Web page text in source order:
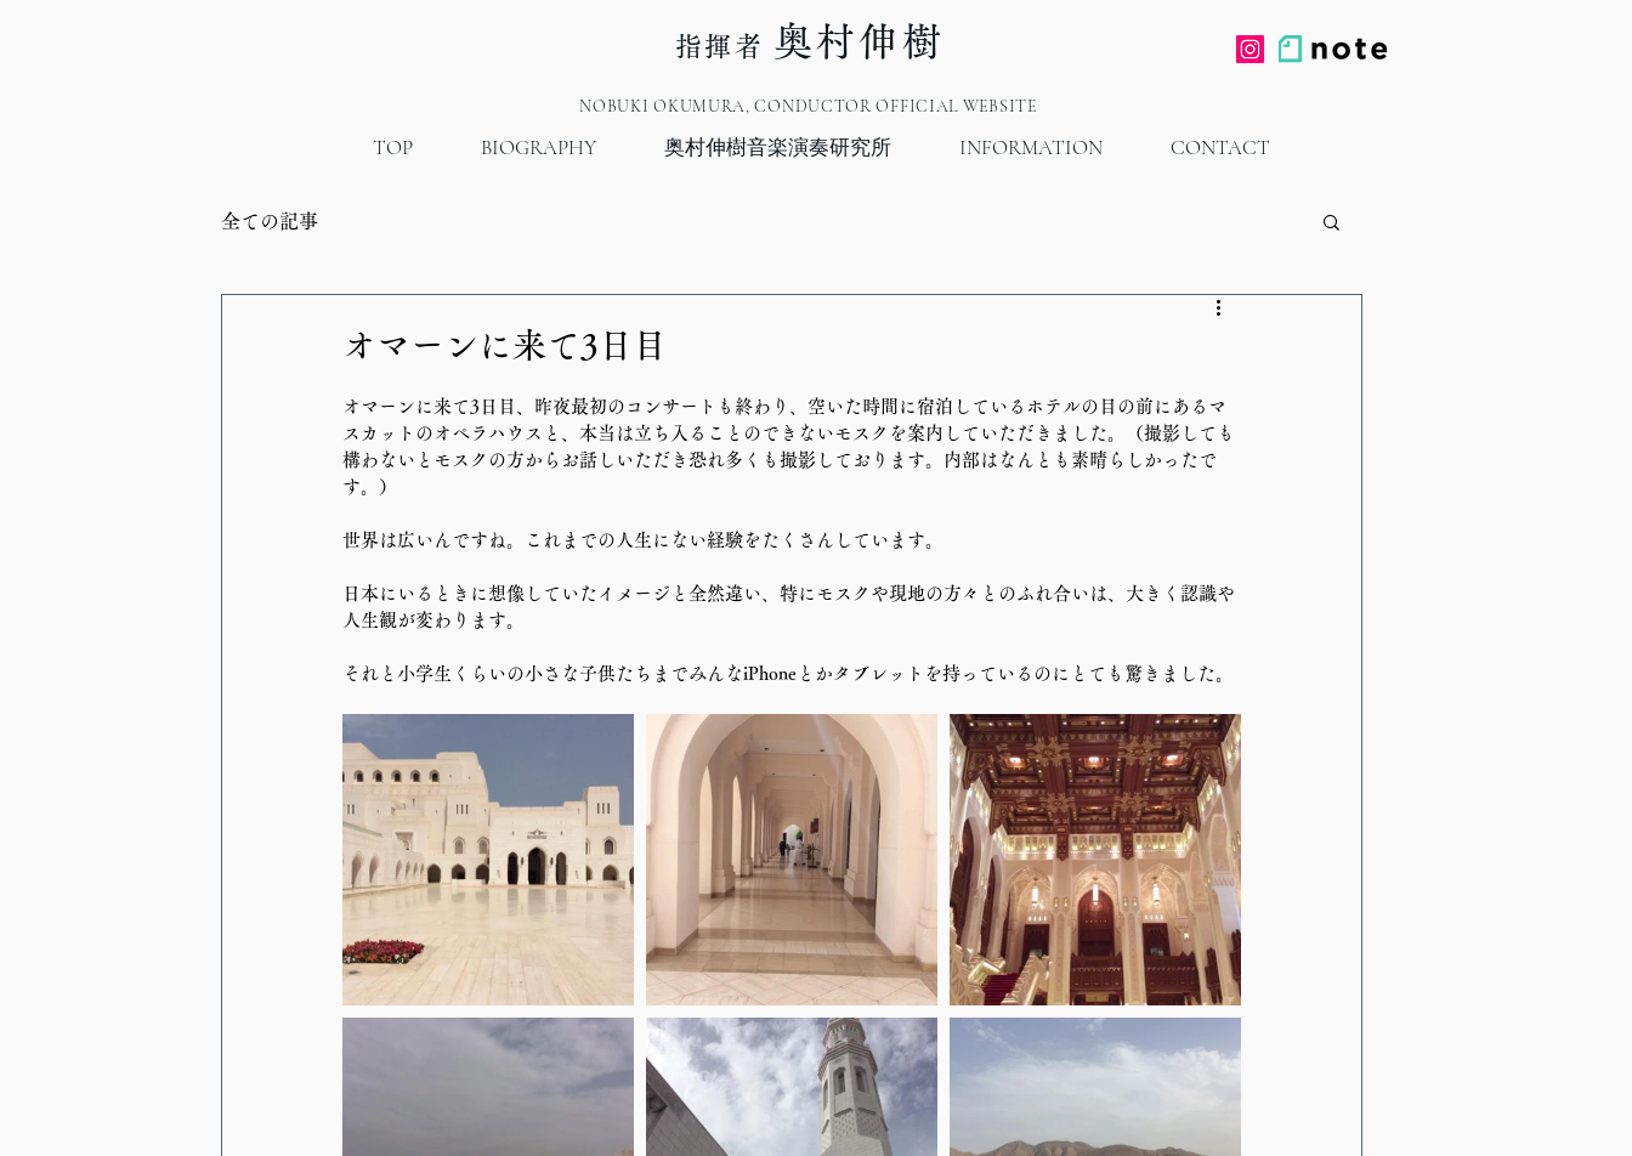
指揮者 奥村伸樹
NOBUKI OKUMURA, CONDUCTOR OFFICIAL WEBSITE
TOP BIOGRAPHY 奥村伸樹音楽演奏研究所 INFORMATION CONTACT
全ての記事
オマーンに来て3日目
オマーンに来て3日目、昨夜最初のコンサートも終わり、空いた時間に宿泊しているホテルの目の前にあるマ
スカットのオペラハウスと、本当は立ち入ることのできないモスクを案内していただきました。（撮影しても
構わないとモスクの方からお話しいただき恐れ多くも撮影しております。内部はなんとも素晴らしかったで
す。）
世界は広いんですね。これまでの人生にない経験をたくさんしています。
日本にいるときに想像していたイメージと全然違い、特にモスクや現地の方々とのふれ合いは、大きく認識や
人生観が変わります。
それと小学生くらいの小さな子供たちまでみんなiPhoneとかタブレットを持っているのにとても驚きました。